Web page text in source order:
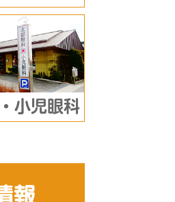
小児眼科